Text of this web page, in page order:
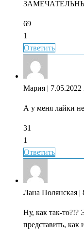
69
1
Ответить
Мария | 7.05.2022
А у меня лайки не
31
1
Ответить
Лана Полянская |
Ну, как так-то?!?
представить,